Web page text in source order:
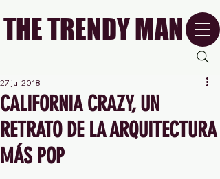
THE TRENDY MAN
CALIFORNIA CRAZY, UN
RETRATO DE LA ARQUITECTURA
MÁS POP
27 jul 2018